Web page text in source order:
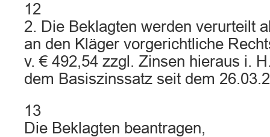
12
2. Die Beklagten werden verurteilt
an den Kläger vorgerichtliche
v. € 492,54 zzgl. Zinsen hieraus i.
dem Basiszinssatz seit dem
13
Die Beklagten beantragen,